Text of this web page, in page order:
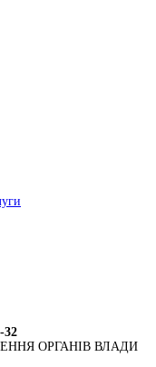
32
ОРГАНІВ ВЛАДИ